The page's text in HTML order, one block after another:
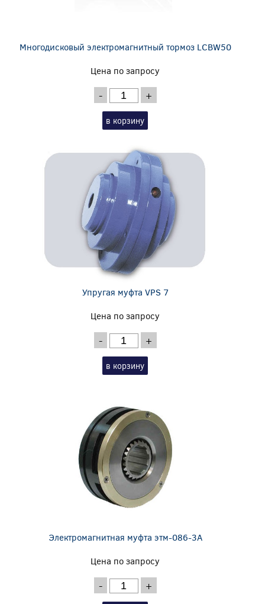
Многодисковый электромагнитный тормоз LCBW50
Цена по запросу
- +
в корзину
Упругая муфта VPS 7
Цена по запросу
- +
в корзину
Электромагнитная муфта этм-086-3А
Цена по запросу
- +